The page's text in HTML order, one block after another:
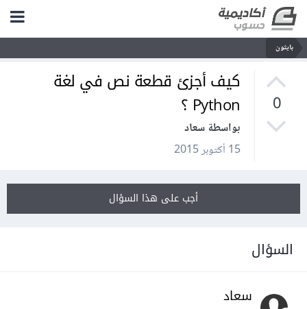
بايثون
0
كيف أجزئ قطعة نص في لغة
Python ؟
بواسطة سعاد
15 أكتوبر 2015
أجب على هذا السؤال
السؤال
سعاد